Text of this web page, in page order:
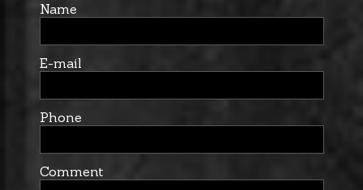
Name
E-mail
Phone
Comment